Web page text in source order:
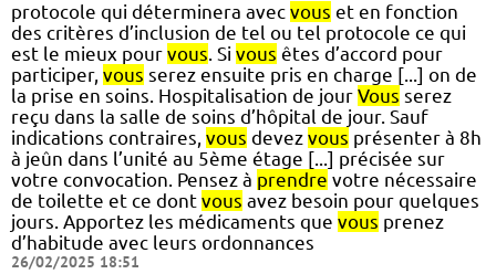
protocole qui déterminera avec vous et en fonction
des critères d’inclusion de tel ou tel protocole ce qui
est le mieux pour vous. Si vous êtes d’accord pour
participer, vous serez ensuite pris en charge [...] on de
la prise en soins. Hospitalisation de jour Vous serez
reçu dans la salle de soins d’hôpital de jour. Sauf
indications contraires, vous devez vous présenter à 8h
à jeûn dans l’unité au 5ème étage [...] précisée sur
votre convocation. Pensez à prendre votre nécessaire
de toilette et ce dont vous avez besoin pour quelques
jours. Apportez les médicaments que vous prenez
d’habitude avec leurs ordonnances
26/02/2025 18:51